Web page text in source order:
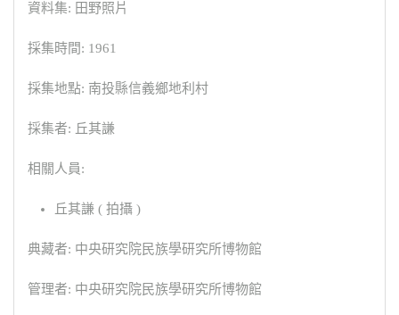
資料集: 田野照片
採集時間: 1961
採集地點: 南投縣信義鄉地利村
採集者: 丘其謙
相關人員:
丘其謙 ( 拍攝 )
典藏者: 中央研究院民族學研究所博物館
管理者: 中央研究院民族學研究所博物館